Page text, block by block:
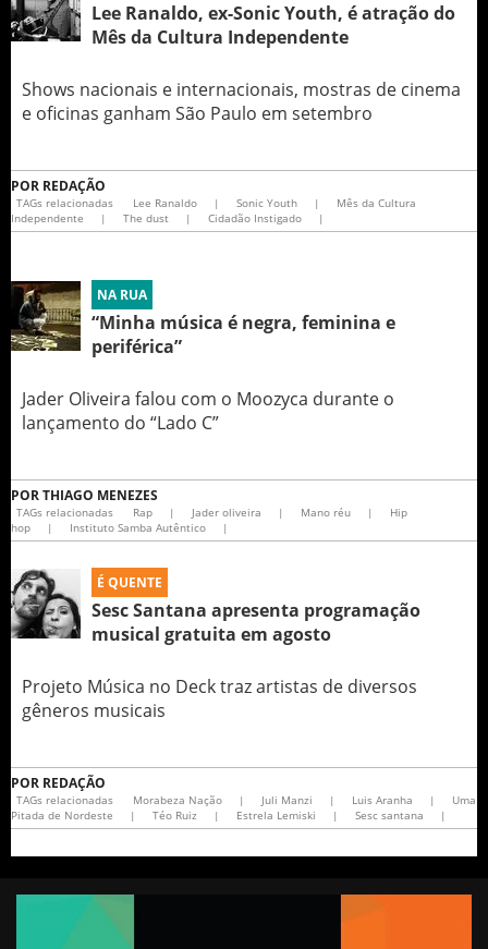
Lee Ranaldo, ex-Sonic Youth, é atração do
Mês da Cultura Independente
Shows nacionais e internacionais, mostras de cinema
e oficinas ganham São Paulo em setembro
POR REDAÇÃO
TAGs relacionadas Lee Ranaldo | Sonic Youth |
Mês da Cultura
Independente
| The dust | Cidadão Instigado |
NA RUA
“Minha música é negra, feminina e
periférica”
Jader Oliveira falou com o Moozyca durante o
lançamento do “Lado C”
PORTHIAGO MENEZES
TAGs relacionadas Rap | Jader oliveira | Mano réu |
Hip
hop
| Instituto Samba Autêntico |
É QUENTE
Sesc Santana apresenta programação
musical gratuita em agosto
Projeto Música no Deck traz artistas de diversos
gêneros musicais
POR REDAÇÃO
TAGs relacionadas Morabeza Nação | Juli Manzi | Luis Aranha |
Uma
Pitada de Nordeste
| Téo Ruiz | Estrela Lemiski | Sesc santana |